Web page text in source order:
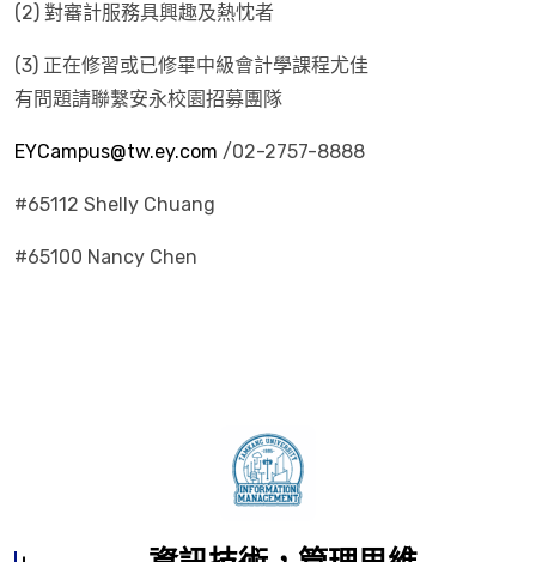
(2) 對審計服務具興趣及熱忱者
(3) 正在修習或已修畢中級會計學課程尤佳
有問題請聯繫安永校園招募團隊
EYCampus@tw.ey.com /02-2757-8888
#65112 Shelly Chuang
#65100 Nancy Chen